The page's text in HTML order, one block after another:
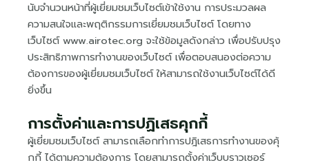
นับจำนวนหน้าที่ผู้เยี่ยมชมเว็บไซต์เข้าใช้งาน การประมวลผล
ความสนใจและพฤติกรรมการเยี่ยมชมเว็บไซต์ โดยทาง
เว็บไซต์ www.airotec.org จะใช้ข้อมูลดังกล่าว เพื่อปรับปรุง
ประสิทธิภาพการทำงานของเว็บไซต์ เพื่อตอบสนองต่อความ
ต้องการของผู้เยี่ยมชมเว็บไซต์ ให้สามารถใช้งานเว็บไซต์ได้ดี
ยิ่งขึ้น
การตั้งค่าและการปฏิเสธคุกกี้
ผู้เยี่ยมชมเว็บไซต์ สามารถเลือกทำการปฎิเสธการทำงานของคุ้
กกี้ ได้ตามความต้องการ โดยสามารถตั้งค่าเว็บบราวเซอร์